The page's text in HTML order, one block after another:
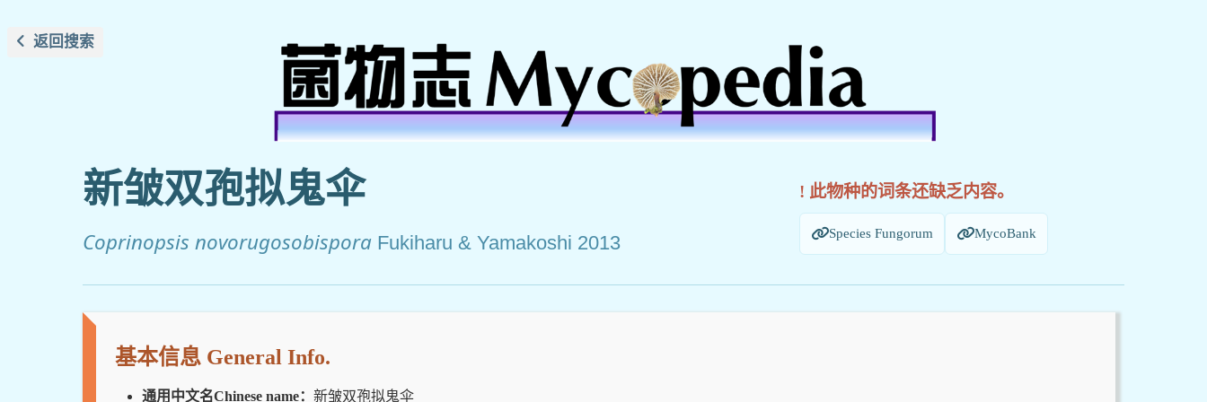
返回搜索
新皱双孢拟鬼伞
Coprinopsis novorugosobispora Fukiharu & Yamakoshi 2013
! 此物种的词条还缺乏内容。
Species Fungorum MycoBank
基本信息 General Info.
通用中文名Chinese name： 新皱双孢拟鬼伞